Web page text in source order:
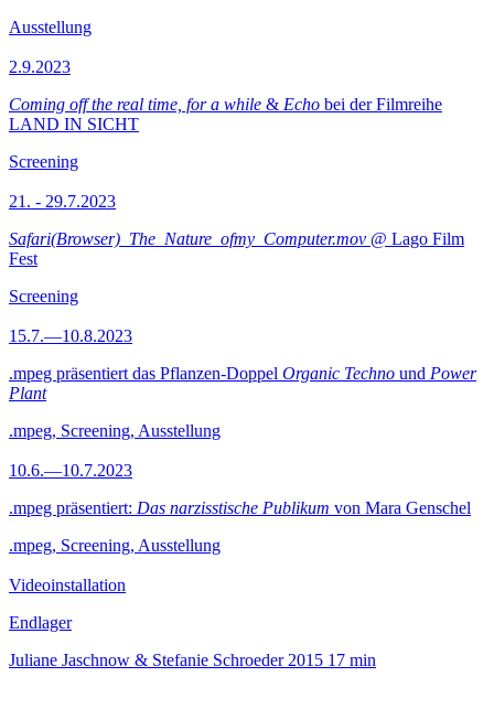
Ausstellung
2.9.2023
Coming off the real time, for a while & Echo bei der Filmreihe
LAND IN SICHT
Screening
21. - 29.7.2023
Safari(Browser)_The_Nature_ofmy_Computer.mov @ Lago Film
Fest
Screening
15.7.—10.8.2023
.mpeg präsentiert das Pflanzen-Doppel Organic Techno und Power
Plant
.mpeg, Screening, Ausstellung
10.6.—10.7.2023
.mpeg präsentiert: Das narzisstische Publikum von Mara Genschel
.mpeg, Screening, Ausstellung
Videoinstallation
Endlager
Juliane Jaschnow & Stefanie Schroeder 2015 17 min